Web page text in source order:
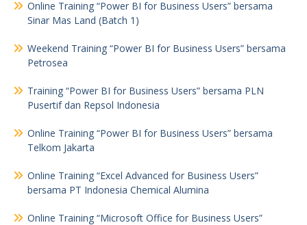
Online Training “Power BI for Business Users” bersama
Sinar Mas Land (Batch 1)
Weekend Training “Power BI for Business Users” bersama
Petrosea
Training “Power BI for Business Users” bersama PLN
Pusertif dan Repsol Indonesia
Online Training “Power BI for Business Users” bersama
Telkom Jakarta
Online Training “Excel Advanced for Business Users”
bersama PT Indonesia Chemical Alumina
Online Training “Microsoft Office for Business Users”